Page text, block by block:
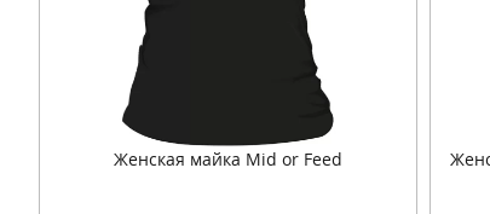
Женская майка Mid or Feed